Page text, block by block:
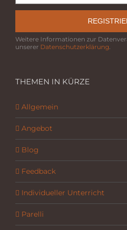
Weitere Informationen zur
unserer Datenschutzerklärung
THEMEN IN KÜRZE
Allgemein
Angebot
Blog
Feedback
Individueller Unterricht
Parelli